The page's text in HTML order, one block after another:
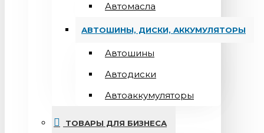
Автомасла
АВТОШИНЫ, ДИСКИ, АККУМУЛЯТОРЫ
Автошины
Автодиски
Автоаккумуляторы
ТОВАРЫ ДЛЯ БИЗНЕСА